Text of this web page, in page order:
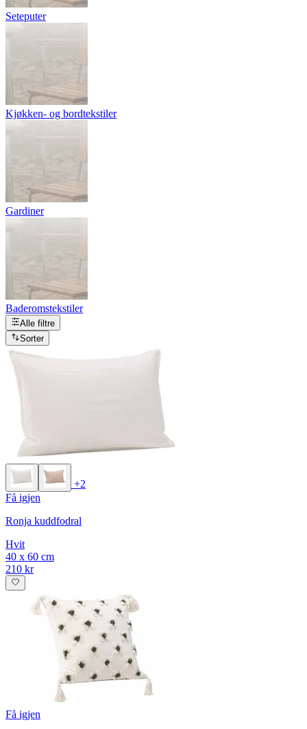
Seteputer
Kjøkken- og bordtekstiler
Gardiner
Baderomstekstiler
Alle filtre
Sorter
+2
Få igjen
Ronja kuddfodral
Hvit
40 x 60 cm
210 kr
Få igjen